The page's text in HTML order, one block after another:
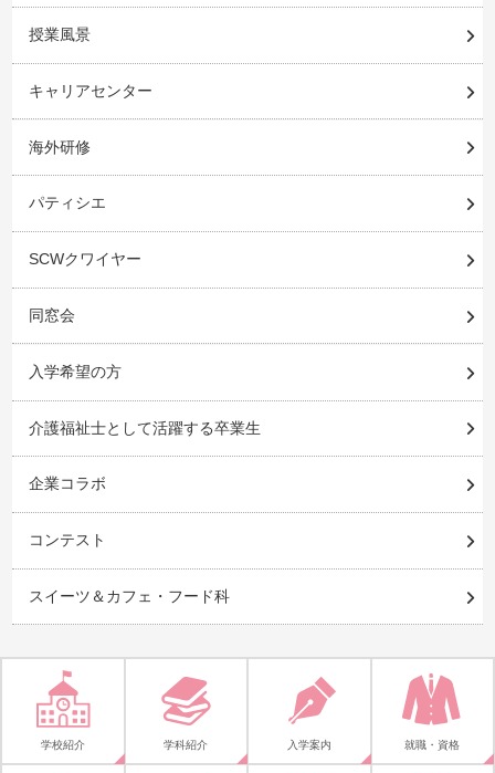
授業風景
キャリアセンター
海外研修
パティシエ
SCWクワイヤー
同窓会
入学希望の方
介護福祉士として活躍する卒業生
企業コラボ
コンテスト
スイーツ＆カフェ・フード科
学校紹介 学科紹介 入学案内 就職・資格